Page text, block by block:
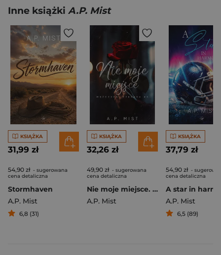
Inne książki A.P. Mist
KSIĄŻKA
31,99 zł
54,90 zł - sugerowana
cena detaliczna
Stormhaven
A.P. Mist
6,8 (31)
KSIĄŻKA
32,26 zł
49,90 zł - sugerowana
cena detaliczna
Nie moje miejsce. Mężczyźni Teksasu. Tom 3
A.P. Mist
KSIĄŻKA
37,79 zł
54,90 zł -
cena detaliczna
A star in
A.P. Mist
6,5 (89)